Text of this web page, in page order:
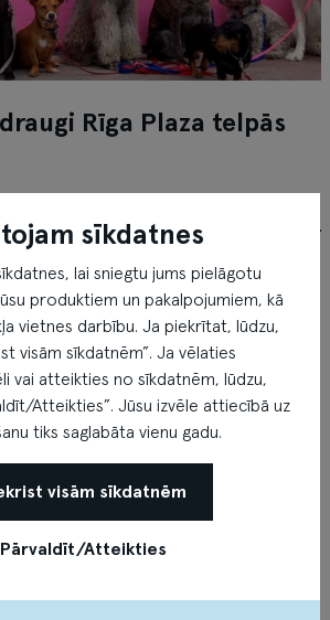
Rīga Plaza telpās
jaunumus e-pastā
- piesakies!
sīkdatnes
lai sniegtu jums pielāgotu
produktiem un pakalpojumiem, kā
vietnes darbību. Ja piekrītat, lūdzu,
visām sīkdatnēm”. Ja vēlaties
vai atteikties no sīkdatnēm, lūdzu,
Atteikties”. Jūsu izvēle attiecībā uz
tiks saglabāta vienu gadu.
visām sīkdatnēm
Pārvaldīt/Atteikties